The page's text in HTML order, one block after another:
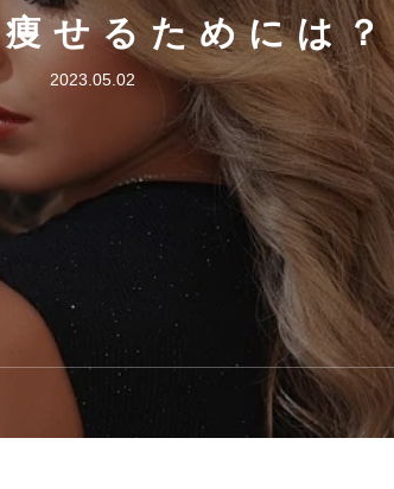
せるためには？
2023.05.02